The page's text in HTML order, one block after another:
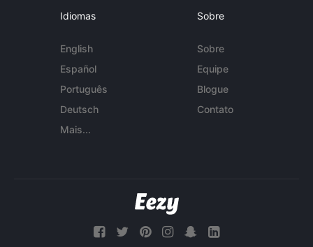
Idiomas
English
Español
Português
Deutsch
Mais...
Sobre
Sobre
Equipe
Blogue
Contato